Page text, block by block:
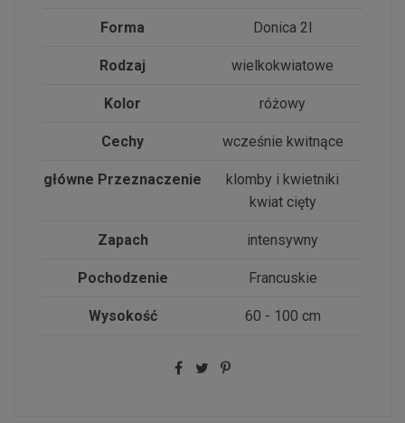
Forma Donica 2l
Rodzaj wielkokwiatowe
Kolor różowy
Cechy wcześnie kwitnące
główne Przeznaczenie
klomby i kwietniki
kwiat cięty
Zapach intensywny
Pochodzenie Francuskie
Wysokość 60 - 100 cm